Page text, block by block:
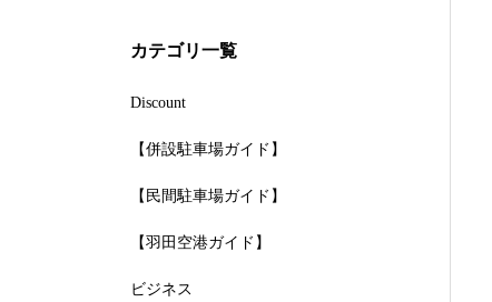
カテゴリ一覧
Discount
【併設駐車場ガイド】
【民間駐車場ガイド】
【羽田空港ガイド】
ビジネス